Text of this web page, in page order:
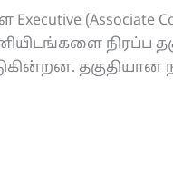
(Associate
பணியிடங்களை நிரப்ப